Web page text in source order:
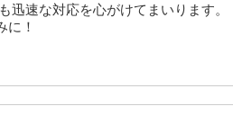
迅速な対応を心がけてまいります。
に！